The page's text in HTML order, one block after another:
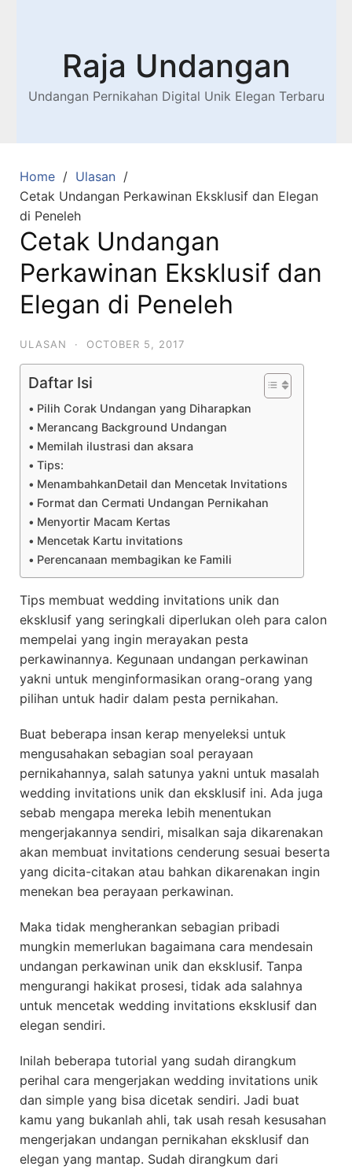
Raja Undangan
Undangan Pernikahan Digital Unik Elegan Terbaru
Home
Ulasan
Cetak Undangan Perkawinan Eksklusif dan Elegan
di Peneleh
Cetak Undangan
Perkawinan Eksklusif dan
Elegan di Peneleh
ULASAN · OCTOBER 5, 2017
Daftar Isi
Pilih Corak Undangan yang Diharapkan
Merancang Background Undangan
Memilah ilustrasi dan aksara
Tips:
MenambahkanDetail dan Mencetak Invitations
Format dan Cermati Undangan Pernikahan
Menyortir Macam Kertas
Mencetak Kartu invitations
Perencanaan membagikan ke Famili
Tips membuat wedding invitations unik dan
eksklusif yang seringkali diperlukan oleh para calon
mempelai yang ingin merayakan pesta
perkawinannya. Kegunaan undangan perkawinan
yakni untuk menginformasikan orang-orang yang
pilihan untuk hadir dalam pesta pernikahan.
Buat beberapa insan kerap menyeleksi untuk
mengusahakan sebagian soal perayaan
pernikahannya, salah satunya yakni untuk masalah
wedding invitations unik dan eksklusif ini. Ada juga
sebab mengapa mereka lebih menentukan
mengerjakannya sendiri, misalkan saja dikarenakan
akan membuat invitations cenderung sesuai beserta
yang dicita-citakan atau bahkan dikarenakan ingin
menekan bea perayaan perkawinan.
Maka tidak mengherankan sebagian pribadi
mungkin memerlukan bagaimana cara mendesain
undangan perkawinan unik dan eksklusif. Tanpa
mengurangi hakikat prosesi, tidak ada salahnya
untuk mencetak wedding invitations eksklusif dan
elegan sendiri.
Inilah beberapa tutorial yang sudah dirangkum
perihal cara mengerjakan wedding invitations unik
dan simple yang bisa dicetak sendiri. Jadi buat
kamu yang bukanlah ahli, tak usah resah kesusahan
mengerjakan undangan pernikahan eksklusif dan
elegan yang mantap. Sudah dirangkum dari